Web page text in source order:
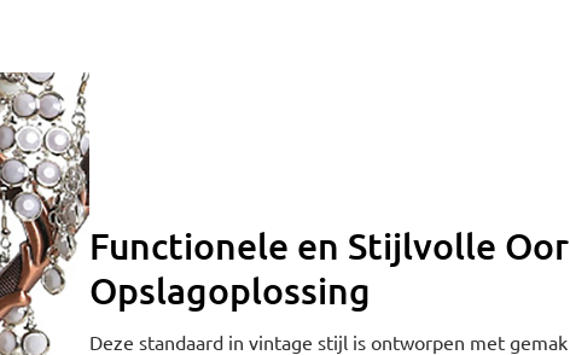
Functionele en Stijlvolle
Opslagoplossing
Deze standaard in vintage stijl is ontworpen met